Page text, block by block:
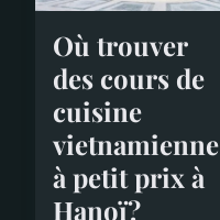
Où trouver
des cours de
cuisine
vietnamienne
à petit prix à
Hanoï?